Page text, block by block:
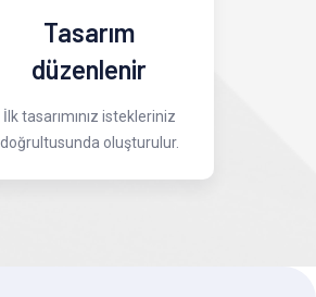
Tasarım
düzenlenir
İlk tasarımınız istekleriniz
doğrultusunda oluşturulur.